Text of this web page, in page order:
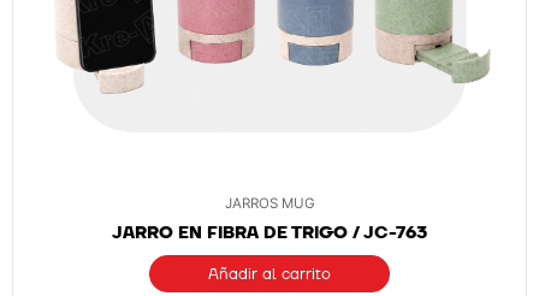
JARROS MUG
JARRO EN FIBRA DE TRIGO / JC-763
Añadir al carrito